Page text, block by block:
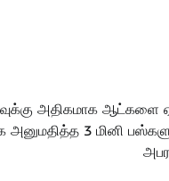
அதிகமாக ஆட்களை
அனுமதித்த 3 மினி